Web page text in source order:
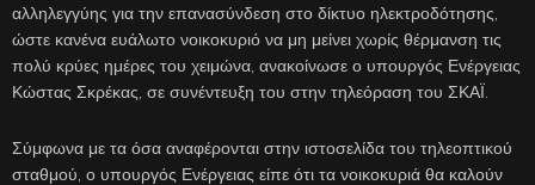
αλληλεγγύης για την επανασύνδεση στο δίκτυο ηλεκτροδότησης,
ώστε κανένα ευάλωτο νοικοκυριό να μη μείνει χωρίς θέρμανση τις
πολύ κρύες ημέρες του χειμώνα, ανακοίνωσε ο υπουργός Ενέργειας
Κώστας Σκρέκας, σε συνέντευξη του στην τηλεόραση του ΣΚΑΪ.
Σύμφωνα με τα όσα αναφέρονται στην ιστοσελίδα του τηλεοπτικού
σταθμού, ο υπουργός Ενέργειας είπε ότι τα νοικοκυριά θα καλούν